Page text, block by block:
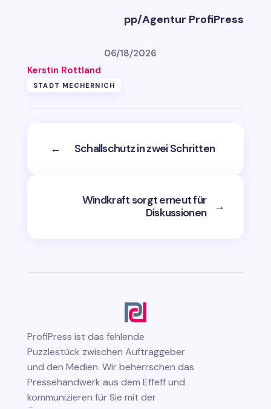
pp/Agentur ProfiPress
Kerstin Rottland
06/18/2026
STADT MECHERNICH
← Schallschutz in zwei Schritten
Windkraft sorgt erneut für
Diskussionen
→
ProfiPress ist das fehlende
Puzzlestück zwischen Auftraggeber
und den Medien. Wir beherrschen das
Pressehandwerk aus dem Effeff und
kommunizieren für Sie mit der